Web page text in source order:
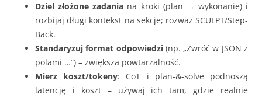
Dziel złożone zadania na kroki (plan → wykonanie) i
rozbijaj długi kontekst na sekcje; rozważ SCULPT/Step-
Back.
Standaryzuj format odpowiedzi(np. „Zwróć w JSON z
polami …”) – zwiększa powtarzalność.
Mierz koszt/tokeny: CoT i plan-&-solve podnoszą
latencję i koszt – używaj ich tam, gdzie realnie